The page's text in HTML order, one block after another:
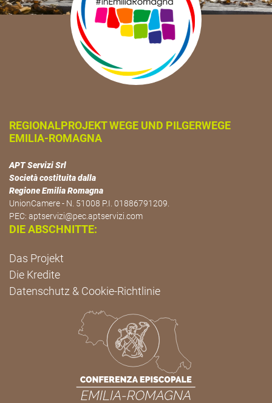
REGIONALPROJEKT WEGE UND PILGERWEGE
EMILIA-ROMAGNA
APT Servizi Srl
Società costituita dalla
Regione Emilia Romagna
UnionCamere - N. 51008 P.I. 01886791209.
PEC: aptservizi@pec.aptservizi.com
DIE ABSCHNITTE:
Das Projekt
Die Kredite
Datenschutz & Cookie-Richtlinie